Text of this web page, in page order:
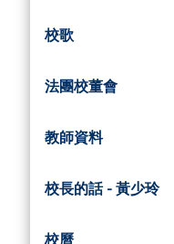
校歌
法團校董會
教師資料
校長的話 - 黃少玲
校曆